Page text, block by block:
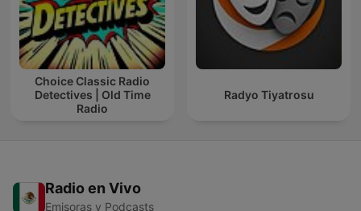
Choice Classic Radio
Detectives | Old Time
Radio
Radyo Tiyatrosu
Radio en Vivo
Emisoras y Podcasts